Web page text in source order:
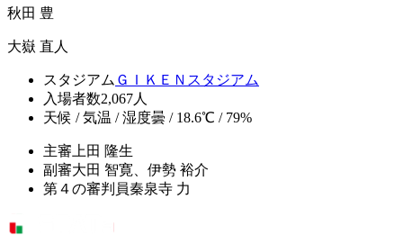
秋田 豊
大嶽 直人
スタジアム ＧＩＫＥＮスタジアム
入場者数2,067人
天候 / 気温 / 湿度曇 / 18.6℃ / 79%
主審 上田 隆生
副審大田 智寛、伊勢 裕介
第４の審判員秦泉寺 力